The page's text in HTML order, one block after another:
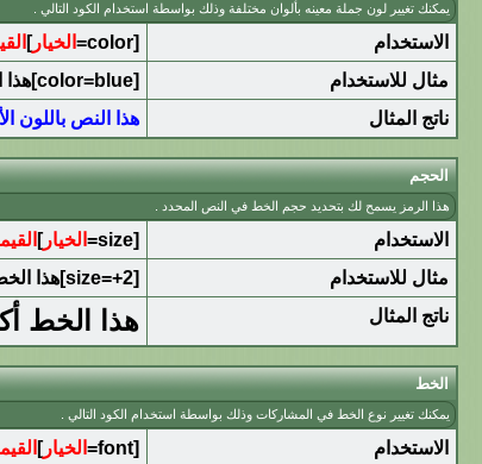
يمكنك تغيير لون جملة معينه بألوان مختلفة وذلك بواسطة استخدام الكود التالي .
الاستخدام [color= الخيار]
مثال للاستخدام
[color=blue]هذا النص باللون الأزرق[/color]
ناتج المثال
هذا النص باللون
الحجم
هذا الرمز يسمح لك بتحديد حجم الخط في النص المحدد .
الاستخدام [size= الخيار]
مثال للاستخدام
[size=+2]هذا الخط أكبر بمرتين عن الخط العادي[/size]
ناتج المثال
هذا الخط
الخط
يمكنك تغيير نوع الخط في المشاركات وذلك بواسطة استخدام الكود التالي .
الاستخدام [font= الخيار]